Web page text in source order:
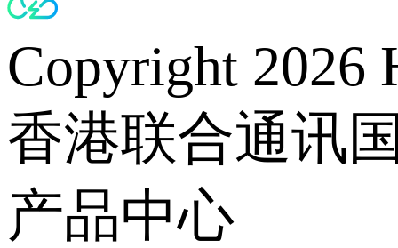
Copyright 2026
香港联合通讯
产品中心